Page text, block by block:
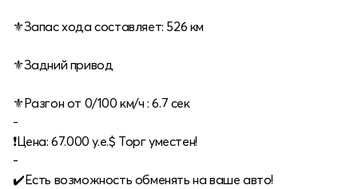
⚜️Запас хода составляет: 526 км
⚜️Задний привод
⚜️Разгон от 0/100 км/ч : 6.7 сек
-
❗️Цена: 67.000 у.е.$ Торг уместен!
-
✔️Есть возможность обменять на ваше авто!